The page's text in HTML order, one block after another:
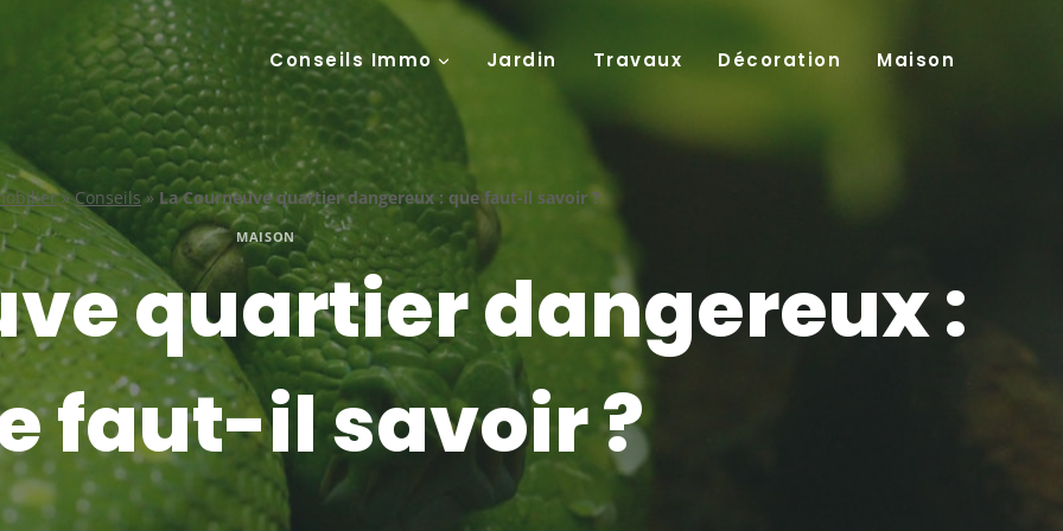
Conseils Immo Jardin Travaux Décoration Maison
»Conseils»La Courneuve quartier dangereux : que faut-il savoir ?
MAISON
quartier dangereux :
faut-il savoir ?